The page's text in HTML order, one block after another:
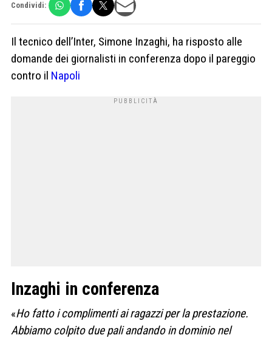
Condividi:
Il tecnico dell’Inter, Simone Inzaghi, ha risposto alle
domande dei giornalisti in conferenza dopo il pareggio
contro il Napoli
Inzaghi in conferenza
«Ho fatto i complimenti ai ragazzi per la prestazione.
Abbiamo colpito due pali andando in dominio nel